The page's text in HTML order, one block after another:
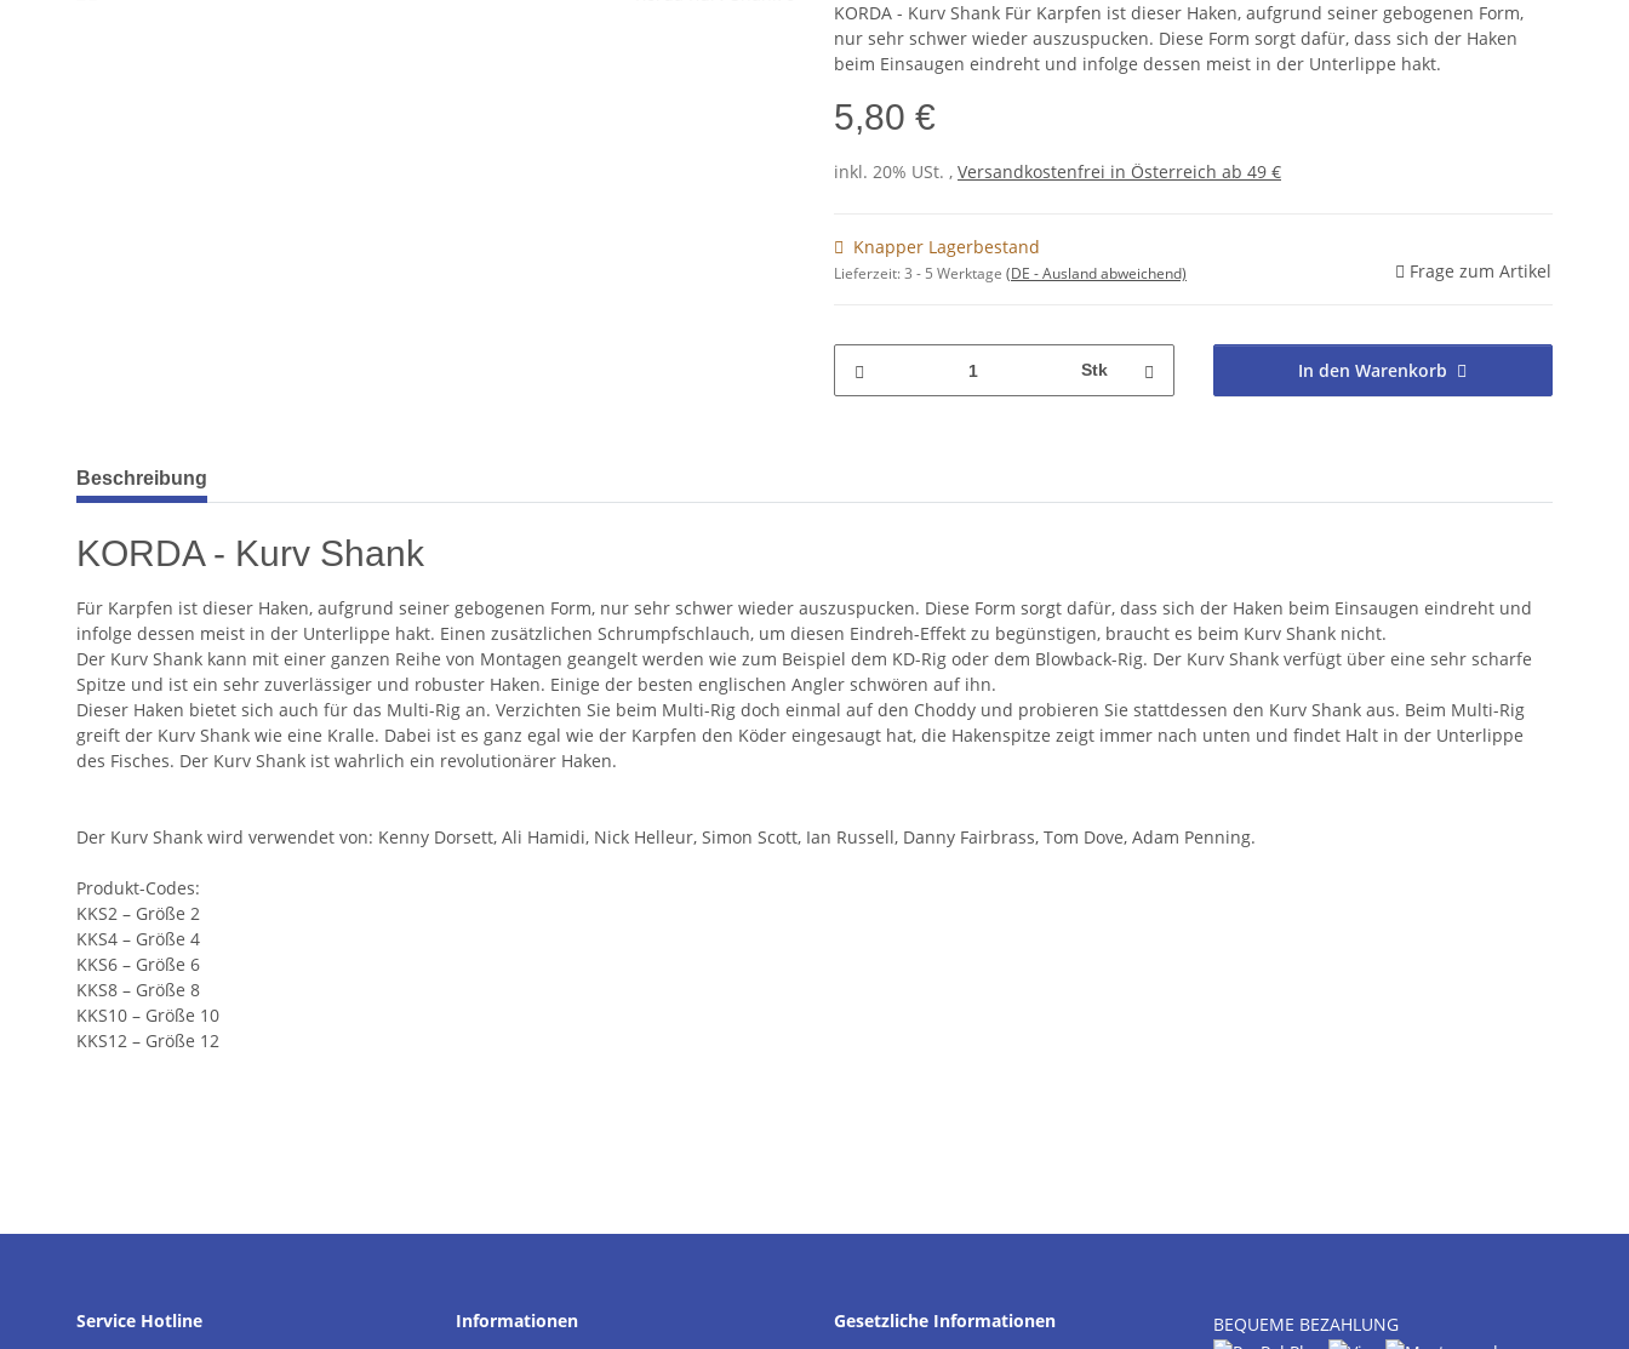
KORDA - Kurv Shank Für Karpfen ist dieser Haken, aufgrund seiner gebogenen Form,
nur sehr schwer wieder auszuspucken. Diese Form sorgt dafür, dass sich der Haken
beim Einsaugen eindreht und infolge dessen meist in der Unterlippe hakt.
5,80 €
inkl. 20% USt. , Versandkostenfrei in Österreich ab 49 €
Knapper Lagerbestand
Lieferzeit:3 - 5 Werktage (DE - Ausland abweichend) Frage zum Artikel
Stk In den Warenkorb
weitere Registerkarten anzeigen
Beschreibung
KORDA - Kurv Shank
Für Karpfen ist dieser Haken, aufgrund seiner gebogenen Form, nur sehr schwer wieder auszuspucken. Diese Form sorgt dafür, dass sich der Haken beim Einsaugen eindreht und
infolge dessen meist in der Unterlippe hakt. Einen zusätzlichen Schrumpfschlauch, um diesen Eindreh-Effekt zu begünstigen, braucht es beim Kurv Shank nicht.
Der Kurv Shank kann mit einer ganzen Reihe von Montagen geangelt werden wie zum Beispiel dem KD-Rig oder dem Blowback-Rig. Der Kurv Shank verfügt über eine sehr scharfe
Spitze und ist ein sehr zuverlässiger und robuster Haken. Einige der besten englischen Angler schwören auf ihn.
Dieser Haken bietet sich auch für das Multi-Rig an. Verzichten Sie beim Multi-Rig doch einmal auf den Choddy und probieren Sie stattdessen den Kurv Shank aus. Beim Multi-Rig
greift der Kurv Shank wie eine Kralle. Dabei ist es ganz egal wie der Karpfen den Köder eingesaugt hat, die Hakenspitze zeigt immer nach unten und findet Halt in der Unterlippe
des Fisches. Der Kurv Shank ist wahrlich ein revolutionärer Haken.
Der Kurv Shank wird verwendet von: Kenny Dorsett, Ali Hamidi, Nick Helleur, Simon Scott, Ian Russell, Danny Fairbrass, Tom Dove, Adam Penning.
Produkt-Codes:
KKS2 – Größe 2
KKS4 – Größe 4
KKS6 – Größe 6
KKS8 – Größe 8
KKS10 – Größe 10
KKS12 – Größe 12
Service Hotline Informationen Gesetzliche Informationen BEQUEME BEZAHLUNG